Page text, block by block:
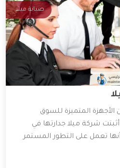
صيانة ميلا
المتميزة للسوق
شركة ميلا جدارتها في
تعمل على التطور المستمر
على راحة العميل بأكبر كم
وفرت الشركة خدمات مهمة